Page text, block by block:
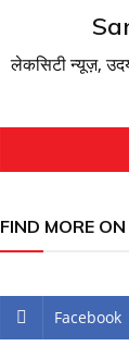
लेकसिटी न्यूज़,
FIND MORE ON
Facebook